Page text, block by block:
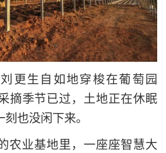
更生自如地穿梭在葡萄园
摘季节已过，土地正在休眠
也没闲下来。
农业基地里，一座座智慧大